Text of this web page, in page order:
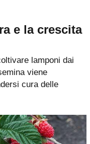
e la crescita
lamponi dai
viene
cura delle